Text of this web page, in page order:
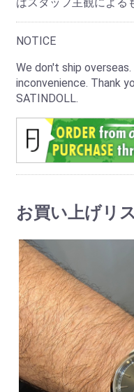
NOTICE
We don't ship
inconvenience. Thank
SATINDOLL.
お買い上げリ